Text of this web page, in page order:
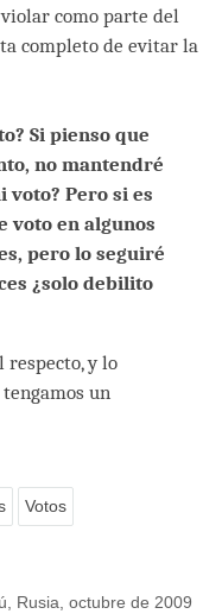
como parte del
completo de evitar la
Si pienso que
no mantendré
voto? Pero si es
voto en algunos
pero lo seguiré
¿solo debilito
respecto, y lo
un
Votos
Rusia, octubre de 2009